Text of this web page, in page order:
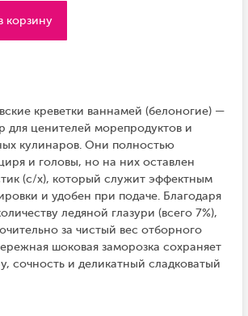
корзину
креветки ваннамей (белоногие) —
для ценителей морепродуктов и
кулинаров. Они полностью
и головы, но на них оставлен
(с/х), который служит эффектным
и удобен при подаче. Благодаря
ледяной глазури (всего 7%),
за чистый вес отборного
шоковая заморозка сохраняет
сочность и деликатный сладковатый